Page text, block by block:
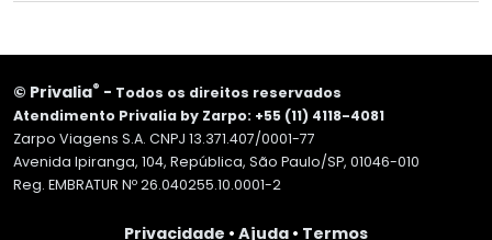
© Privalia® - Todos os direitos reservados
Atendimento Privalia by Zarpo: +55 (11) 4118-4081
Zarpo Viagens S.A. CNPJ 13.371.407/0001-77
Avenida Ipiranga, 104, República, São Paulo/SP, 01046-010
Reg. EMBRATUR Nº 26.040255.10.0001-2
Privacidade • Ajuda • Termos